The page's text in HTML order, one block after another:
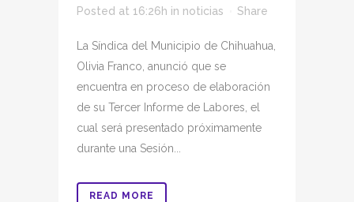
Posted at 16:26h in noticias Share
La Síndica del Municipio de Chihuahua,
Olivia Franco, anunció que se
encuentra en proceso de elaboración
de su Tercer Informe de Labores, el
cual será presentado próximamente
durante una Sesión...
READ MORE